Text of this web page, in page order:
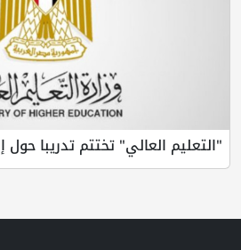
تختتم تدريبا حول إعداد ...